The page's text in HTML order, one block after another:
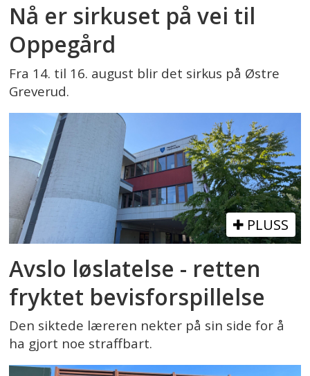
Nå er sirkuset på vei til
Oppegård
Fra 14. til 16. august blir det sirkus på Østre
Greverud.
PLUSS
Avslo løslatelse - retten
fryktet bevisforspillelse
Den siktede læreren nekter på sin side for å
ha gjort noe straffbart.